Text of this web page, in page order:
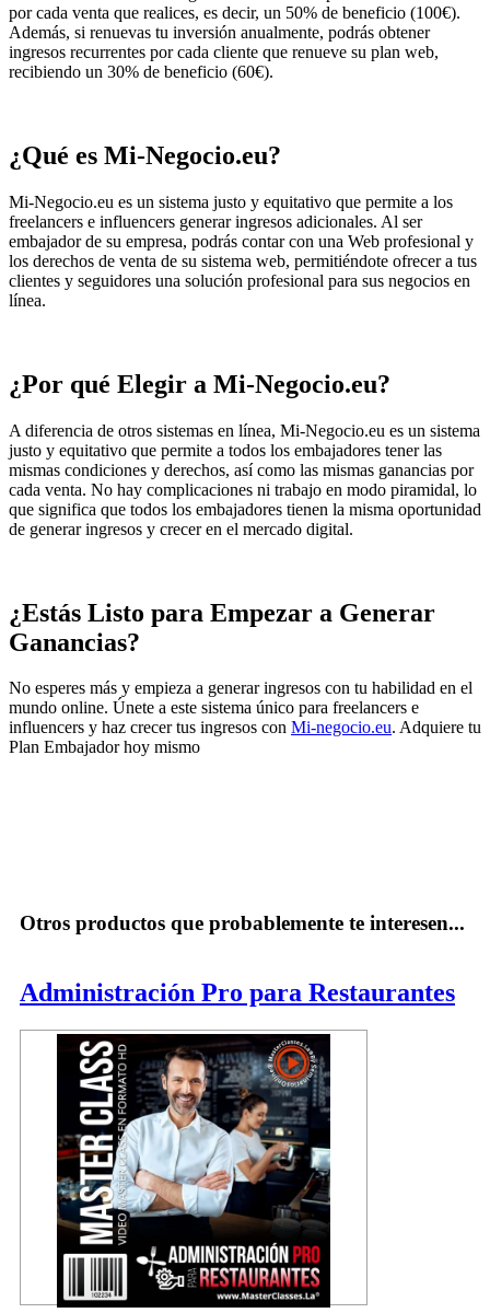
por cada venta que realices, es decir, un 50% de beneficio (100€).
Además, si renuevas tu inversión anualmente, podrás obtener
ingresos recurrentes por cada cliente que renueve su plan web,
recibiendo un 30% de beneficio (60€).
¿Qué es Mi-Negocio.eu?
Mi-Negocio.eu es un sistema justo y equitativo que permite a los
freelancers e influencers generar ingresos adicionales. Al ser
embajador de su empresa, podrás contar con una Web profesional y
los derechos de venta de su sistema web, permitiéndote ofrecer a tus
clientes y seguidores una solución profesional para sus negocios en
línea.
¿Por qué Elegir a Mi-Negocio.eu?
A diferencia de otros sistemas en línea, Mi-Negocio.eu es un sistema
justo y equitativo que permite a todos los embajadores tener las
mismas condiciones y derechos, así como las mismas ganancias por
cada venta. No hay complicaciones ni trabajo en modo piramidal, lo
que significa que todos los embajadores tienen la misma oportunidad
de generar ingresos y crecer en el mercado digital.
¿Estás Listo para Empezar a Generar
Ganancias?
No esperes más y empieza a generar ingresos con tu habilidad en el
mundo online. Únete a este sistema único para freelancers e
influencers y haz crecer tus ingresos con Mi-negocio.eu. Adquiere tu
Plan Embajador hoy mismo
Otros productos que probablemente te interesen...
Administración Pro para Restaurantes